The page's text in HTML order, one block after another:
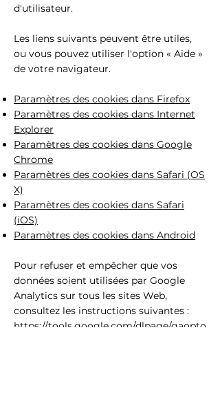
d'utilisateur.
Les liens suivants peuvent être utiles,
ou vous pouvez utiliser l'option « Aide »
de votre navigateur.
Paramètres des cookies dans Firefox
Paramètres des cookies dans Internet
Explorer
Paramètres des cookies dans Google
Chrome
Paramètres des cookies dans Safari (OS
X)
Paramètres des cookies dans Safari
(iOS)
Paramètres des cookies dans Android
Pour refuser et empêcher que vos
données soient utilisées par Google
Analytics sur tous les sites Web,
consultez les instructions suivantes :
https://tools.google.com/dlpage/gaopto